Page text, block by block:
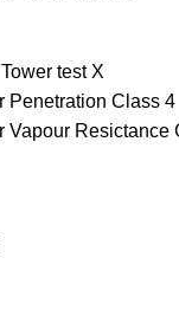
test X
Penetration Class 4
Vapour Resictance